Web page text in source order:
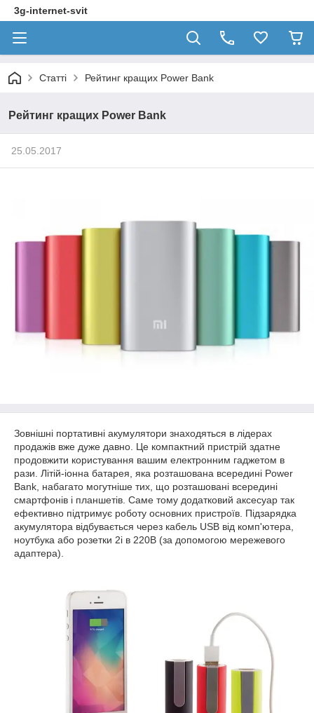
3g-internet-svit
Статті Рейтинг кращих Power Bank
Рейтинг кращих Power Bank
25.05.2017
Зовнішні портативні акумулятори знаходяться в лідерах
продажів вже дуже давно. Це компактний пристрій здатне
продовжити користування вашим електронним гаджетом в
рази. Літій-іонна батарея, яка розташована всередині Power
Bank, набагато могутніше тих, що розташовані всередині
смартфонів і планшетів. Саме тому додатковий аксесуар так
ефективно підтримує роботу основних пристроїв. Підзарядка
акумулятора відбувається через кабель USB від комп'ютера,
ноутбука або розетки 2і в 220В (за допомогою мережевого
адаптера).